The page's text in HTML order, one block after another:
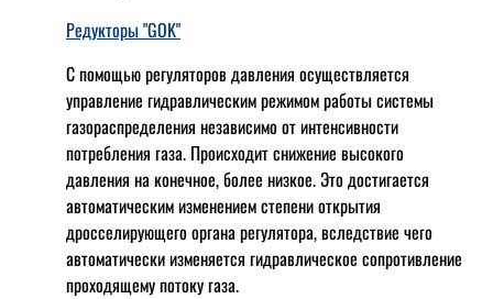
Редукторы "GOK"
С помощью регуляторов давления осуществляется
управление гидравлическим режимом работы системы
газораспределения независимо от интенсивности
потребления газа. Происходит снижение высокого
давления на конечное, более низкое. Это достигается
автоматическим изменением степени открытия
дросселирующего органа регулятора, вследствие чего
автоматически изменяется гидравлическое сопротивление
проходящему потоку газа.